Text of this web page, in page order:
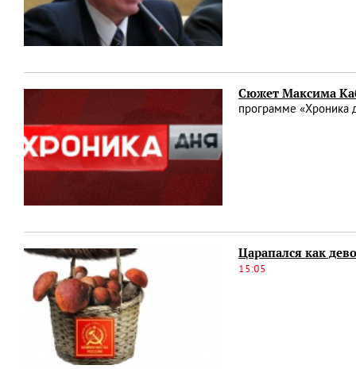
Сюжет Максима
программе «Хроника
Царапался как
15:05